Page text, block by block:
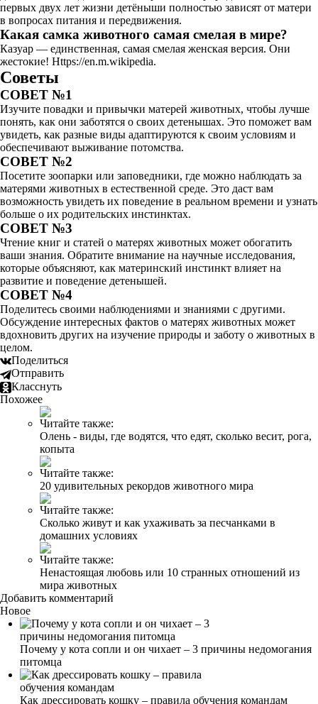
первых двух лет жизни детёныши полностью зависят от матери
в вопросах питания и передвижения.
Какая самка животного самая смелая в мире?
Казуар — единственная, самая смелая женская версия. Они
жестокие! Https://en.m.wikipedia.
Советы
СОВЕТ №1
Изучите повадки и привычки матерей животных, чтобы лучше
понять, как они заботятся о своих детенышах. Это поможет вам
увидеть, как разные виды адаптируются к своим условиям и
обеспечивают выживание потомства.
СОВЕТ №2
Посетите зоопарки или заповедники, где можно наблюдать за
матерями животных в естественной среде. Это даст вам
возможность увидеть их поведение в реальном времени и узнать
больше о их родительских инстинктах.
СОВЕТ №3
Чтение книг и статей о матерях животных может обогатить
ваши знания. Обратите внимание на научные исследования,
которые объясняют, как материнский инстинкт влияет на
развитие и поведение детенышей.
СОВЕТ №4
Поделитесь своими наблюдениями и знаниями с другими.
Обсуждение интересных фактов о матерях животных может
вдохновить других на изучение природы и заботу о животных в
целом.
Поделиться
Отправить
Класснуть
Похожее
Читайте также:
Олень - виды, где водятся, что едят, сколько весит, рога,
копыта
Читайте также:
20 удивительных рекордов животного мира
Читайте также:
Сколько живут и как ухаживать за песчанками в
домашних условиях
Читайте также:
Ненастоящая любовь или 10 странных отношений из
мира животных
Добавить комментарий
Новое
Почему у кота сопли и он чихает – 3 причины недомогания
питомца
Как дрессировать кошку – правила обучения командам